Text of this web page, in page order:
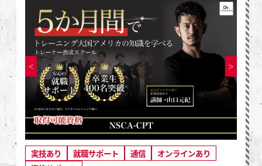
実技あり 就職サポート 通信
オンラインあり